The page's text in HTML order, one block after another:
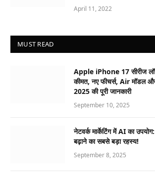
April 11, 2022
MUST READ
Apple iPhone 17 सीरीज
कीमत, नए फीचर्स, Air मॉडल
2025 की पूरी जानकारी
September 10, 2025
नेटवर्क मार्केटिंग में AI का
बढ़ाने का सबसे बड़ा रहस्य!
September 8, 2025